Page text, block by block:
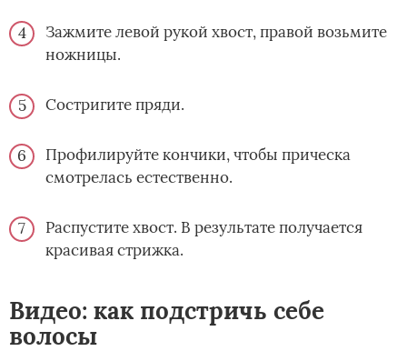
Зажмите левой рукой хвост, правой возьмите
ножницы.
Состригите пряди.
Профилируйте кончики, чтобы прическа
смотрелась естественно.
Распустите хвост. В результате получается
красивая стрижка.
Видео: как подстричь себе
волосы